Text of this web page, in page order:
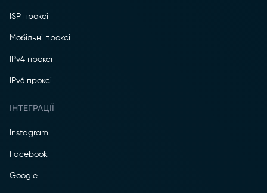
ISP проксі
Мобільні проксі
IPv4 проксі
IPv6 проксі
ІНТЕГРАЦІЇ
Instagram
Facebook
Google